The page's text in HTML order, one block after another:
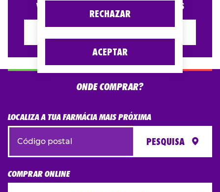
VISITA AS NOSSAS PERGUNTAS FREQUENTES
ONDE COMPRAR?
COMPRAR ONLINE
LOCALIZA A TUA FARMÁCIA MAIS PRÓXIMA
PESQUISA
RECHAZAR
ACEPTAR